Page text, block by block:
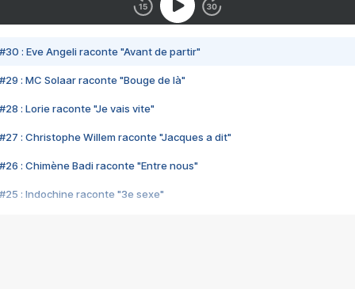
#30 : Eve Angeli raconte "Avant de partir"
#29 : MC Solaar raconte "Bouge de là"
#28 : Lorie raconte "Je vais vite"
#27 : Christophe Willem raconte "Jacques a dit"
#26 : Chimène Badi raconte "Entre nous"
#25 : Indochine raconte "3e sexe"